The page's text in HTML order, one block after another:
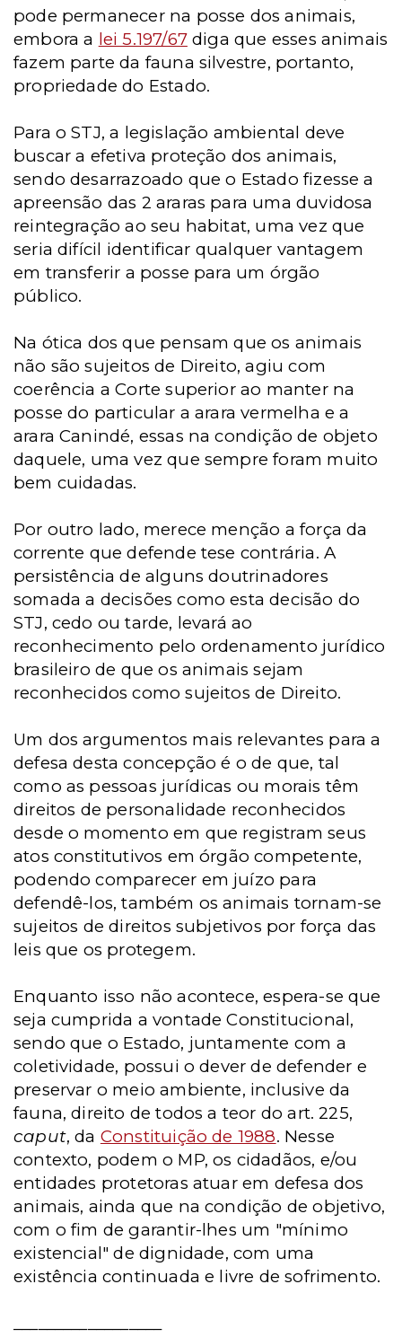
pode permanecer na posse dos animais,
embora a lei 5.197/67diga que esses animais
fazem parte da fauna silvestre, portanto,
propriedade do Estado.
Para o STJ, a legislação ambiental deve
buscar a efetiva proteção dos animais,
sendo desarrazoado que o Estado fizesse a
apreensão das 2 araras para uma duvidosa
reintegração ao seu habitat, uma vez que
seria difícil identificar qualquer vantagem
em transferir a posse para um órgão
público.
Na ótica dos que pensam que os animais
não são sujeitos de Direito, agiu com
coerência a Corte superior ao manter na
posse do particular a arara vermelha e a
arara Canindé, essas na condição de objeto
daquele, uma vez que sempre foram muito
bem cuidadas.
Por outro lado, merece menção a força da
corrente que defende tese contrária. A
persistência de alguns doutrinadores
somada a decisões como esta decisão do
STJ, cedo ou tarde, levará ao
reconhecimento pelo ordenamento jurídico
brasileiro de que os animais sejam
reconhecidos como sujeitos de Direito.
Um dos argumentos mais relevantes para a
defesa desta concepção é o de que, tal
como as pessoas jurídicas ou morais têm
direitos de personalidade reconhecidos
desde o momento em que registram seus
atos constitutivos em órgão competente,
podendo comparecer em juízo para
defendê-los, também os animais tornam-se
sujeitos de direitos subjetivos por força das
leis que os protegem.
Enquanto isso não acontece, espera-se que
seja cumprida a vontade Constitucional,
sendo que o Estado, juntamente com a
coletividade, possui o dever de defender e
preservar o meio ambiente, inclusive da
fauna, direito de todos a teor do art. 225,
caput, da Constituição de 1988. Nesse
contexto, podem o MP, os cidadãos, e/ou
entidades protetoras atuar em defesa dos
animais, ainda que na condição de objetivo,
com o fim de garantir-lhes um "mínimo
existencial" de dignidade, com uma
existência continuada e livre de sofrimento.